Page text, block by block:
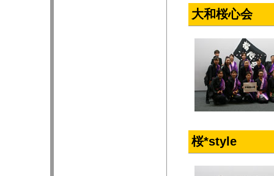
大和桜心会
桜*style